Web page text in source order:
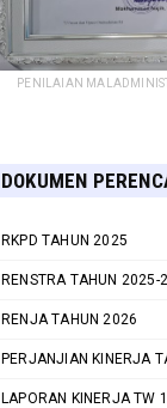
PENILAIAN
DOKUMEN
RKPD TAHUN 2025
RENSTRA TAHUN 2025-
RENJA TAHUN 2026
PERJANJIAN KINERJA
LAPORAN KINERJA TW